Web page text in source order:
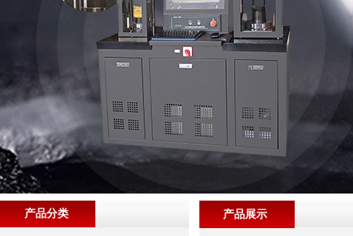
产品展示
产品分类